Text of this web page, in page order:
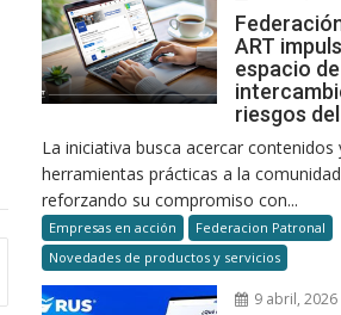
ART
espacio de
riesgos
La iniciativa busca acercar contenidos
herramientas prácticas a la
reforzando su compromiso con...
Empresas en acción
Federacion Patronal
Novedades de productos y servicios
9 abril, 2026